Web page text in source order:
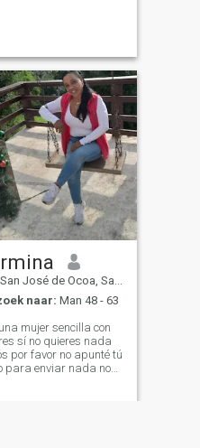
San José de Ocoa, San José de Ocoa, Dominicaanse Rep.
naar: Man 48 - 63
mujer sencilla con
sí no quieres nada
favor no apunté tú
para enviar nada no